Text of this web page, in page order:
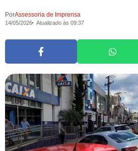
PorAssessoria de Imprensa
14/05/2026 Atualizado às 09:37